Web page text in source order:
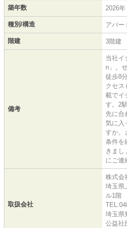
築年数 2026
種別/構造 アパー
階建 3階建
備考
当社イ
n」。
徒歩8
クセス
載でイ
す。2
先に合
気に入
すか。
条件を
きまし
にご連
取扱会社
株式会
埼玉県
ル1階
埼玉県
公益社